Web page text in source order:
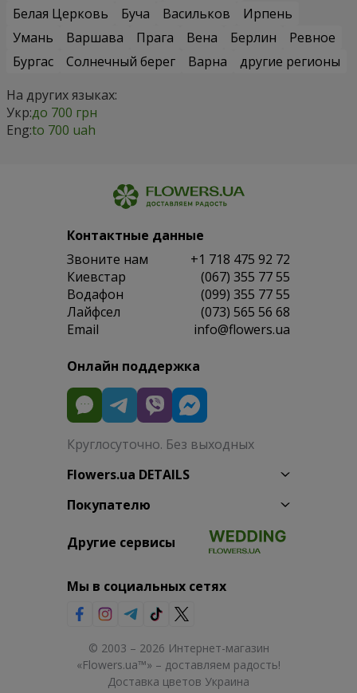
Белая Церковь
Буча Васильков
Ирпень
Умань
Варшава Прага Вена Берлин
Ревное
Бургас
Солнечный берег Варна
другие регионы
На других языках:
Укр:до 700 грн
Eng:to 700 uah
Контактные данные
Звоните нам
+1 718 475 92 72
Киевстар
(067) 355 77 55
Водафон
(099) 355 77 55
Лайфсел
(073) 565 56 68
Email
info@flowers.ua
Онлайн поддержка
Круглосуточно. Без выходных
Flowers.ua DETAILS
Покупателю
Другие сервисы
Мы в социальных сетях
© 2003 – 2026 Интернет-магазин
«Flowers.ua™» – доставляем радость!
Доставка цветов Украина